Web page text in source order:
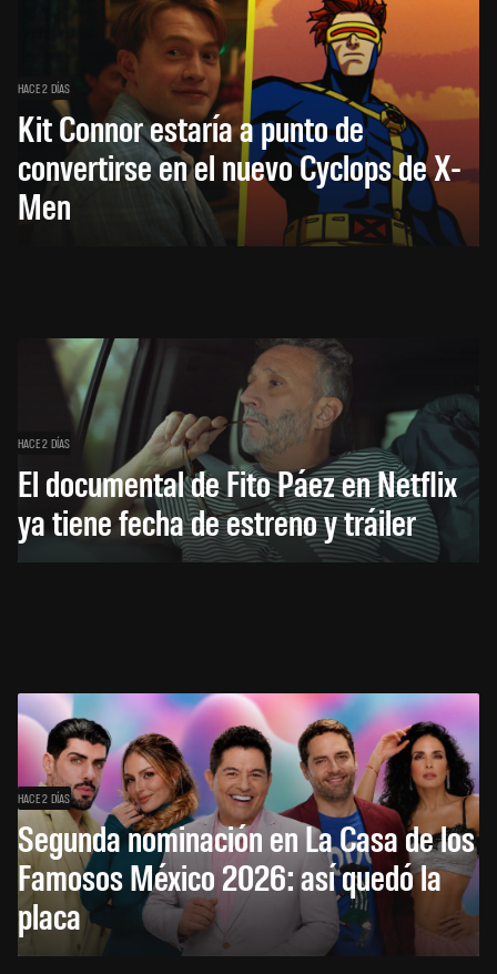
HACE 2 DÍAS
Kit Connor estaría a punto de
convertirse en el nuevo Cyclops de X-
Men
HACE 2 DÍAS
El documental de Fito Páez en Netflix
ya tiene fecha de estreno y tráiler
HACE 2 DÍAS
Segunda nominación en La Casa de los
Famosos México 2026: así quedó la
placa